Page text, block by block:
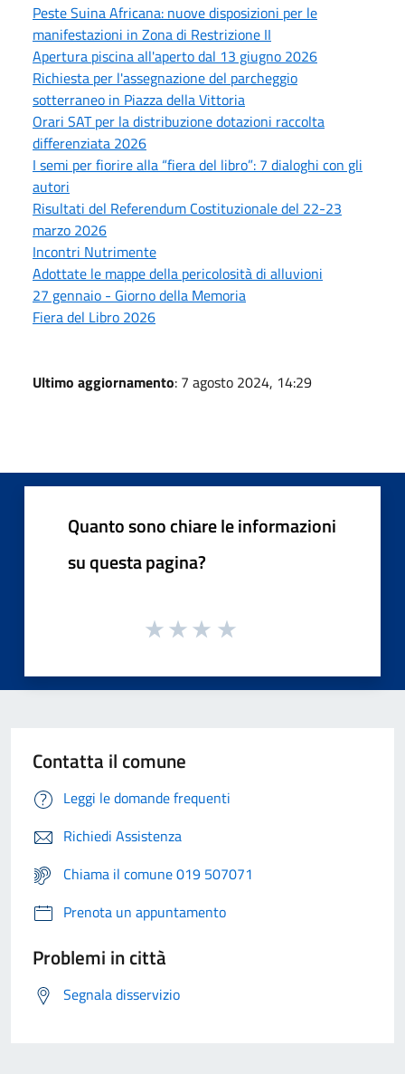
Peste Suina Africana: nuove disposizioni per le
manifestazioni in Zona di Restrizione II
Apertura piscina all'aperto dal 13 giugno 2026
Richiesta per l'assegnazione del parcheggio
sotterraneo in Piazza della Vittoria
Orari SAT per la distribuzione dotazioni raccolta
differenziata 2026
I semi per fiorire alla “fiera del libro”: 7 dialoghi con gli
autori
Risultati del Referendum Costituzionale del 22-23
marzo 2026
Incontri Nutrimente
Adottate le mappe della pericolosità di alluvioni
27 gennaio - Giorno della Memoria
Fiera del Libro 2026
Ultimo aggiornamento: 7 agosto 2024, 14:29
Quanto sono chiare le informazioni
su questa pagina?
Contatta il comune
Leggi le domande frequenti
Richiedi Assistenza
Chiama il comune 019 507071
Prenota un appuntamento
Problemi in città
Segnala disservizio